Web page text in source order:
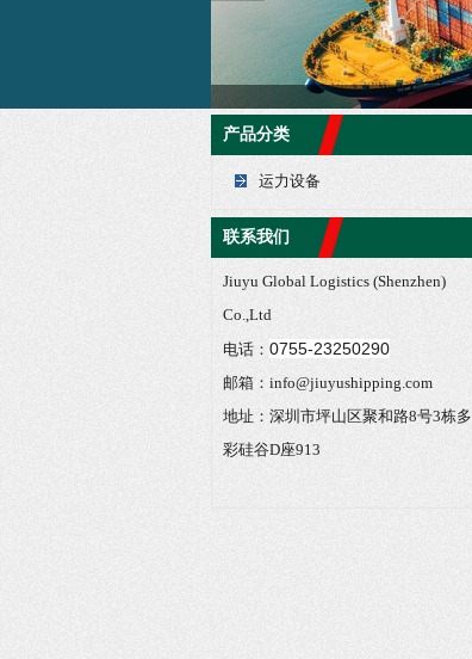
产品分类
运力设备
联系我们
Jiuyu Global Logistics (Shenzhen)
Co.,Ltd
电话： 0755-23250290
邮箱：info@jiuyushipping.com
地址：深圳市坪山区聚和路8号3栋多
彩硅谷D座913